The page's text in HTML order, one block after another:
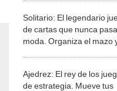
Solitario: El legendario
de cartas que nunca
moda. Organiza el mazo
Ajedrez: El rey de los
de estrategia. Mueve tus